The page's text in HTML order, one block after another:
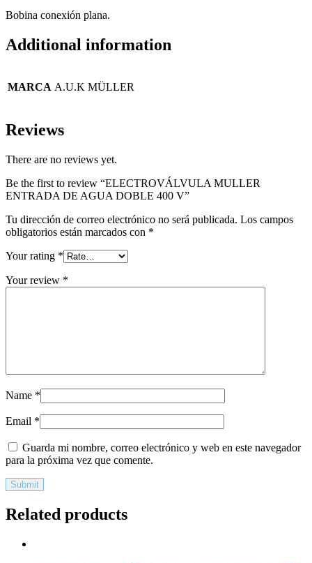
Bobina conexión plana.
Additional information
MARCA A.U.K MÜLLER
Reviews
There are no reviews yet.
Be the first to review “ELECTROVÁLVULA MULLER
ENTRADA DE AGUA DOBLE 400 V”
Tu dirección de correo electrónico no será publicada. Los campos
obligatorios están marcados con *
Your rating *
Your review *
Name *
Email *
Guarda mi nombre, correo electrónico y web en este navegador
para la próxima vez que comente.
Related products